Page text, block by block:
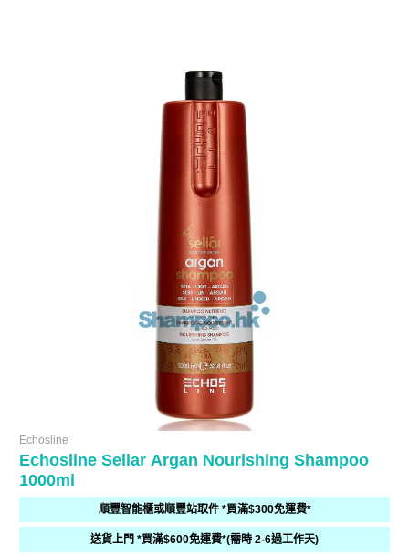
Echosline
Echosline Seliar Argan Nourishing Shampoo
1000ml
順豐智能櫃或順豐站取件 *買滿$300免運費*
送貨上門 *買滿$600免運費*(需時 2-6過工作天)